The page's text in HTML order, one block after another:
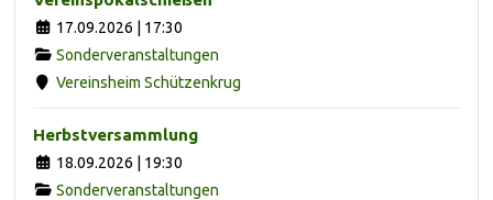
17.09.2026 | 17:30
Sonderveranstaltungen
Vereinsheim Schützenkrug
Herbstversammlung
18.09.2026 | 19:30
Sonderveranstaltungen